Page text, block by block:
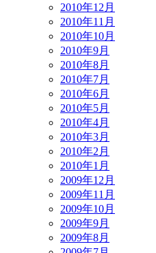
2010年12月
2010年11月
2010年10月
2010年9月
2010年8月
2010年7月
2010年6月
2010年5月
2010年4月
2010年3月
2010年2月
2010年1月
2009年12月
2009年11月
2009年10月
2009年9月
2009年8月